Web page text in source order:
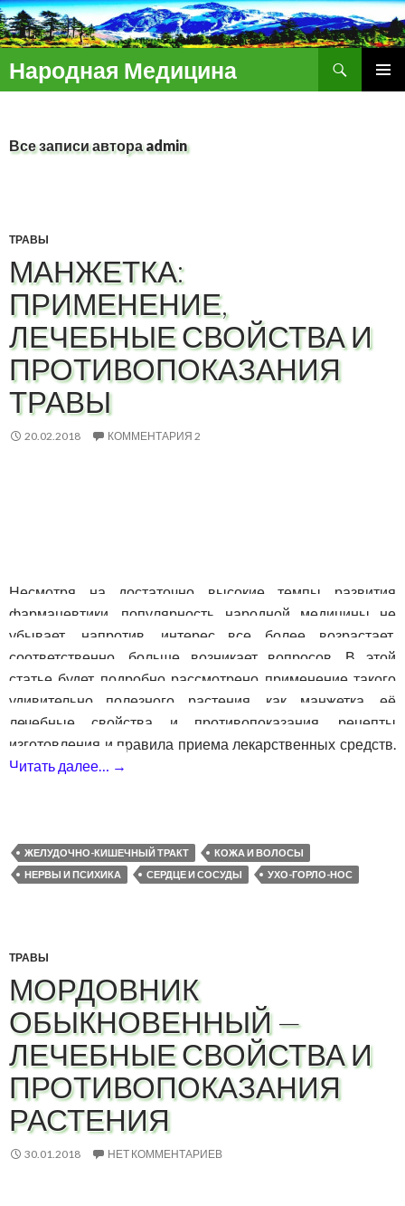
Народная Медицина
ПЕРЕЙТИ
Все записи автора admin
ТРАВЫ
МАНЖЕТКА:
ПРИМЕНЕНИЕ,
ЛЕЧЕБНЫЕ СВОЙСТВА И
ПРОТИВОПОКАЗАНИЯ
ТРАВЫ
20.02.2018 КОММЕНТАРИЯ 2
Несмотря на достаточно высокие темпы развития
фармацевтики, популярность народной медицины не
убывает, напротив, интерес все более возрастает,
соответственно, больше возникает вопросов. В этой
статье будет подробно рассмотрено применение такого
удивительно полезного растения, как манжетка, её
лечебные свойства и противопоказания, рецепты
изготовления и правила приема лекарственных средств.
Читать далее… →
ЖЕЛУДОЧНО-КИШЕЧНЫЙ ТРАКТ
КОЖА И ВОЛОСЫ
НЕРВЫ И ПСИХИКА
СЕРДЦЕ И СОСУДЫ УХО-ГОРЛО-НОС
ТРАВЫ
МОРДОВНИК
ОБЫКНОВЕННЫЙ —
ЛЕЧЕБНЫЕ СВОЙСТВА И
ПРОТИВОПОКАЗАНИЯ
РАСТЕНИЯ
30.01.2018 НЕТ КОММЕНТАРИЕВ